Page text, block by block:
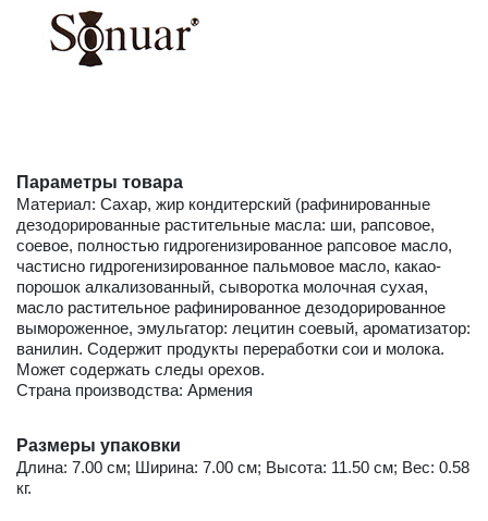
Параметры товара
Материал: Сахар, жир кондитерский (рафинированные
дезодорированные растительные масла: ши, рапсовое,
соевое, полностью гидрогенизированное рапсовое масло,
частисно гидрогенизированное пальмовое масло, какао-
порошок алкализованный, сыворотка молочная сухая,
масло растительное рафинированное дезодорированное
вымороженное, эмульгатор: лецитин соевый, ароматизатор:
ванилин. Содержит продукты переработки сои и молока.
Может содержать следы орехов.
Страна производства: Армения
Размеры упаковки
Длина: 7.00 см; Ширина: 7.00 см; Высота: 11.50 см; Вес: 0.58
кг.